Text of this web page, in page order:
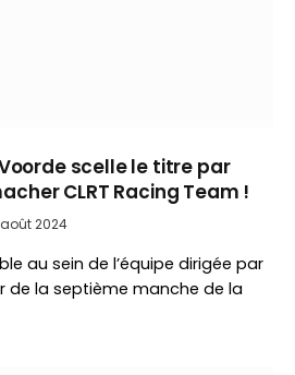
scelle le titre par
CLRT Racing Team !
2024
au sein de l’équipe dirigée par
de la septième manche de la